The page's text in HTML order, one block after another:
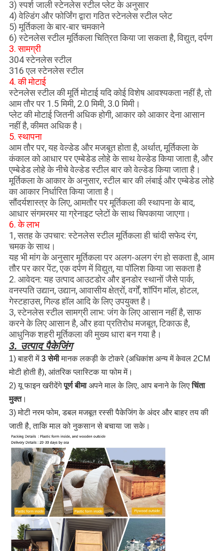
3) स्पर्श जाली स्टेनलेस स्टील प्लेट के अनुसार
4) वेल्डिंग और फोर्जिंग द्वारा गठित स्टेनलेस स्टील प्लेट
5) मूर्तिकला के बार-बार चमकाने
6) स्टेनलेस स्टील मूर्तिकला चित्रित किया जा सकता है, विद्युत, दर्पण
3. सामग्री
304 स्टेनलेस स्टील
316 एल स्टेनलेस स्टील
4. की मोटाई
स्टेनलेस स्टील की मूर्ति मोटाई यदि कोई विशेष आवश्यकता नहीं है, तो
आम तौर पर 1.5 मिमी, 2.0 मिमी, 3.0 मिमी।
प्लेट की मोटाई जितनी अधिक होगी, आकार को आकार देना आसान
नहीं है, कीमत अधिक है।
5. स्थापना
आम तौर पर, यह वेल्डेड और मजबूत होता है, अर्थात, मूर्तिकला के
कंकाल को आधार पर एम्बेडेड लोहे के साथ वेल्डेड किया जाता है, और
एम्बेडेड लोहे के नीचे वेल्डेड स्टील बार को वेल्डेड किया जाता है।
मूर्तिकला के आकार के अनुसार, स्टील बार की लंबाई और एम्बेडेड लोहे
का आकार निर्धारित किया जाता है।
सौंदर्यशास्त्र के लिए, आमतौर पर मूर्तिकला की स्थापना के बाद,
आधार संगमरमर या ग्रेनाइट प्लेटों के साथ चिपकाया जाएगा।
6. के लाभ
1, सतह के उपचार: स्टेनलेस स्टील मूर्तिकला ही चांदी सफेद रंग,
चमक के साथ।
यह भी मांग के अनुसार मूर्तिकला पर अलग-अलग रंग हो सकता है, आम
तौर पर कार पेंट, एक दर्पण में विद्युत, या पॉलिश किया जा सकता है
2. आवेदन: यह उत्पाद आउटडोर और इनडोर स्थानों जैसे पार्क,
वनस्पति उद्यान, उद्यान, आवासीय क्षेत्रों, वर्गों, शॉपिंग मॉल, होटल,
गेस्टहाउस, गिल्ड हॉल आदि के लिए उपयुक्त है।
3, स्टेनलेस स्टील सामग्री लाभ: जंग के लिए आसान नहीं है, साफ
करने के लिए आसान है, और हवा प्रतिरोध मजबूत, टिकाऊ है,
आधुनिक शहरी मूर्तिकला की मुख्य धारा बन गया है।
3. उत्पाद पैकेजिंग
1) बाहरी में3 सेमीमानक लकड़ी के टोकरे (अधिकांश अन्य में केवल 2CM
मोटी होती है), आंतरिक प्लास्टिक या फोम में।
2) यू फाइन खरीदेंगेपूर्ण बीमाअपने माल के लिए, आप बनाने के लिएचिंता
मुक्त।
3) मोटी नरम फोम, डबल मजबूत रस्सी पैकेजिंग के अंदर और बाहर तय की
जाती है, ताकि माल को नुकसान से बचाया जा सके।